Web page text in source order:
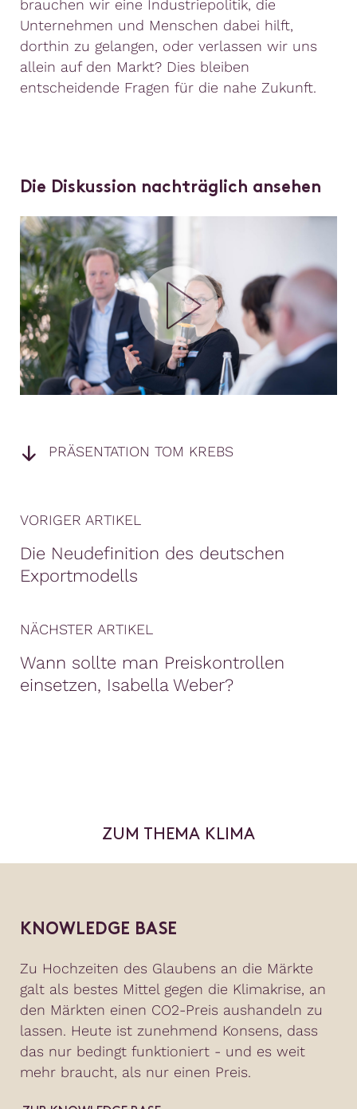
brauchen wir eine Industriepolitik, die
Unternehmen und Menschen dabei hilft,
dorthin zu gelangen, oder verlassen wir uns
allein auf den Markt? Dies bleiben
entscheidende Fragen für die nahe Zukunft.
Die Diskussion nachträglich ansehen
PRÄSENTATION TOM KREBS
VORIGER ARTIKEL
Die Neudefinition des deutschen
Exportmodells
NÄCHSTER ARTIKEL
Wann sollte man Preiskontrollen
einsetzen, Isabella Weber?
ZUM THEMA KLIMA
KNOWLEDGE BASE
Zu Hochzeiten des Glaubens an die Märkte
galt als bestes Mittel gegen die Klimakrise, an
den Märkten einen CO2-Preis aushandeln zu
lassen. Heute ist zunehmend Konsens, dass
das nur bedingt funktioniert - und es weit
mehr braucht, als nur einen Preis.